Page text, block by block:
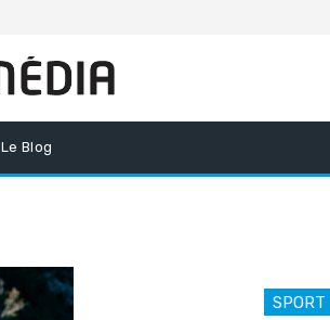
Le Blog
SPORT